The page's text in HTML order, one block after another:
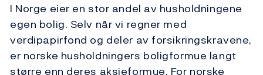
I Norge eier en stor andel av husholdningene
egen bolig. Selv når vi regner med
verdipapirfond og deler av forsikringskravene,
er norske husholdningers boligformue langt
større enn deres aksjeformue. For norske